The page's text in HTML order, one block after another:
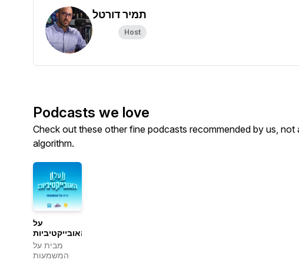
תמיר דורטל
Host
Podcasts we love
Check out these other fine podcasts recommended by us, not
algorithm.
על
האובייקטיביות
מבית על
המשמעות